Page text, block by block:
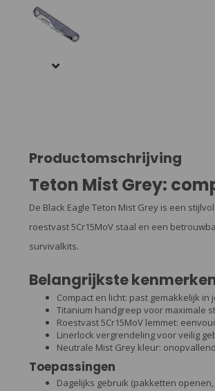
Productomschrijving
Teton Mist Grey:
De Black Eagle Teton Mist Grey is een
roestvast 5Cr15MoV staal en een
survivalkits.
Belangrijkste
Compact en licht: past gemakkelijk in
Titanium handgreep voor maximale
Roestvast 5Cr15MoV lemmet:
Linerlock vergrendeling voor veilig
Neutrale Mist Grey kleur:
Toepassingen
Dagelijks gebruik (pakketten